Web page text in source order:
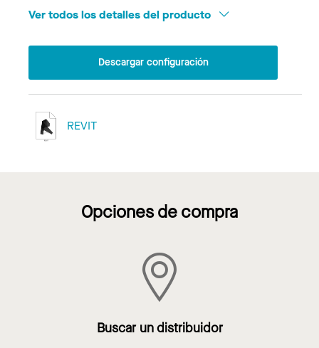
Ver todos los detalles del producto
Descargar configuración
REVIT
Opciones de compra
Buscar un distribuidor